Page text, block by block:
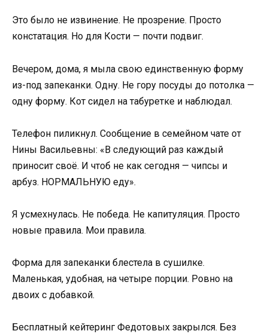
Это было не извинение. Не прозрение. Просто
констатация. Но для Кости — почти подвиг.
Вечером, дома, я мыла свою единственную форму
из-под запеканки. Одну. Не гору посуды до потолка —
одну форму. Кот сидел на табуретке и наблюдал.
Телефон пиликнул. Сообщение в семейном чате от
Нины Васильевны: «В следующий раз каждый
приносит своё. И чтоб не как сегодня — чипсы и
арбуз. НОРМАЛЬНУЮ еду».
Я усмехнулась. Не победа. Не капитуляция. Просто
новые правила. Мои правила.
Форма для запеканки блестела в сушилке.
Маленькая, удобная, на четыре порции. Ровно на
двоих с добавкой.
Бесплатный кейтеринг Федотовых закрылся. Без